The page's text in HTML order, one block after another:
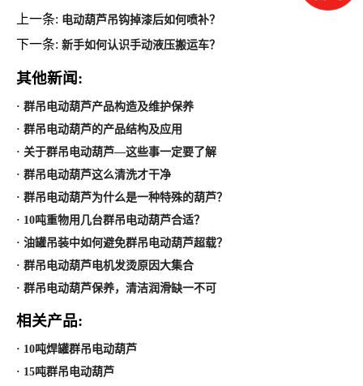
上一条: 电动葫芦吊钩掉漆后如何喷补？
下一条: 新手如何认识手动液压搬运车？
其他新闻:
· 群吊电动葫芦产品构造及维护保养
· 群吊电动葫芦的产品结构及应用
· 关于群吊电动葫芦—这些事一定要了解
· 群吊电动葫芦这么清洗才干净
· 群吊电动葫芦为什么是一种特殊的葫芦？
· 10吨重物用几台群吊电动葫芦合适？
· 油罐吊装中如何避免群吊电动葫芦超载？
· 群吊电动葫芦电机发烫原因大集合
· 群吊电动葫芦保养，清洁润滑缺一不可
相关产品:
· 10吨焊罐群吊电动葫芦
· 15吨群吊电动葫芦